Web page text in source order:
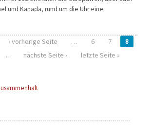
und Kanada, rund um die Uhr eine
‹ vorherige Seite … 6 7
8
… nächste Seite › letzte Seite »